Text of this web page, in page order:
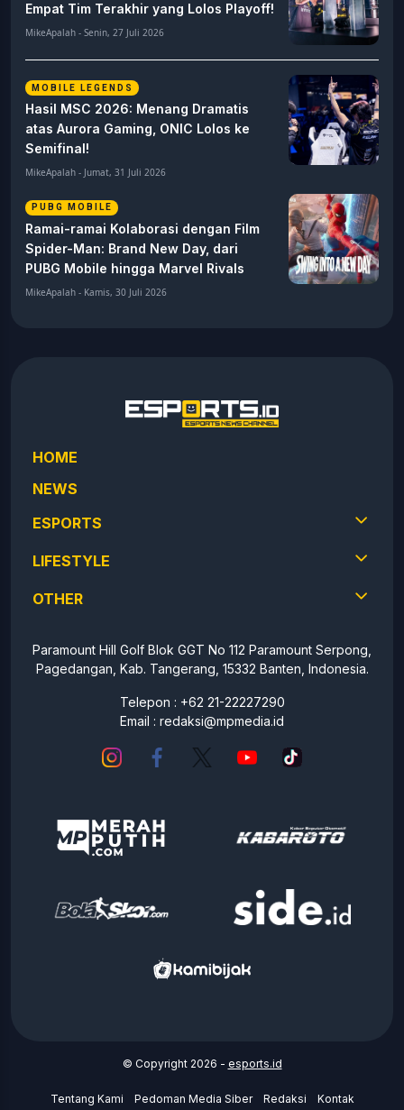
Empat Tim Terakhir yang Lolos Playoff!
MikeApalah - Senin, 27 Juli 2026
MOBILE LEGENDS
Hasil MSC 2026: Menang Dramatis
atas Aurora Gaming, ONIC Lolos ke
Semifinal!
MikeApalah - Jumat, 31 Juli 2026
PUBG MOBILE
Ramai-ramai Kolaborasi dengan Film
Spider-Man: Brand New Day, dari
PUBG Mobile hingga Marvel Rivals
MikeApalah - Kamis, 30 Juli 2026
HOME
NEWS
ESPORTS
LIFESTYLE
OTHER
Paramount Hill Golf Blok GGT No 112 Paramount Serpong,
Pagedangan, Kab. Tangerang, 15332 Banten, Indonesia.
Telepon : +62 21-22227290
Email : redaksi@mpmedia.id
© Copyright 2026 - esports.id
Tentang Kami Pedoman Media Siber Redaksi Kontak